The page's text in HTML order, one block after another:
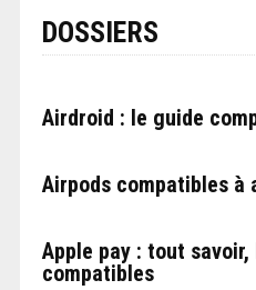
DOSSIERS
Airdroid : le guide
Airpods compatibles à
Apple pay : tout
compatibles